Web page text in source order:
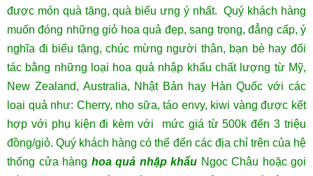
được món quà tặng, quà biếu ưng ý nhất. Quý khách hàng
muốn đóng những giỏ hoa quả đẹp, sang trọng, đẳng cấp, ý
nghĩa đi biếu tặng, chúc mừng người thân, bạn bè hay đối
tác bằng những loại hoa quả nhập khẩu chất lượng từ Mỹ,
New Zealand, Australia, Nhật Bản hay Hàn Quốc với các
loại quả như: Cherry, nho sữa, táo envy, kiwi vàng được kết
hợp với phụ kiện đi kèm với mức giá từ 500k đến 3 triệu
đồng/giỏ.Quý khách hàng có thể đến các địa chỉ trên của hệ
thống cửa hàng hoa quả nhập khẩu Ngọc Châu hoặc gọi